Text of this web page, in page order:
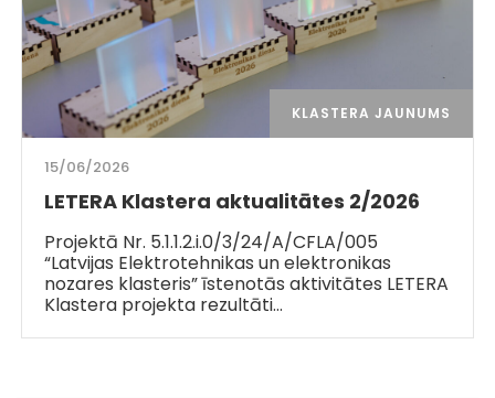
KLASTERA JAUNUMS
15/06/2026
LETERA Klastera aktualitātes 2/2026
Projektā Nr. 5.1.1.2.i.0/3/24/A/CFLA/005
“Latvijas Elektrotehnikas un elektronikas
nozares klasteris” īstenotās aktivitātes LETERA
Klastera projekta rezultāti…